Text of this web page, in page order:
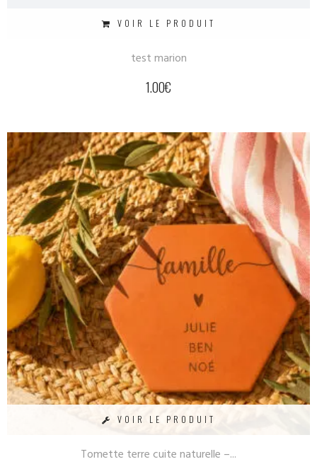
VOIR LE PRODUIT
test marion
1.00€
VOIR LE PRODUIT
Tomette terre cuite naturelle –...